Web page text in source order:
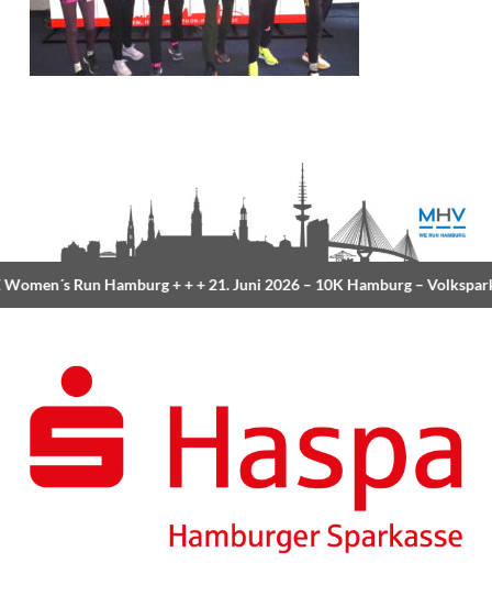
Run Hamburg+ + +21. Juni 2026 –10K Hamburg– Volkspark